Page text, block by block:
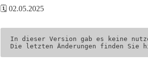
🗓️ 02.05.2025
In dieser Version gab es keine
Die letzten Änderungen finden Sie